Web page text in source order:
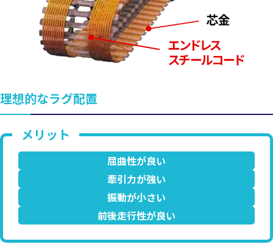
理想的なラグ配置
屈曲性が良い
牽引力が強い
振動が小さい
前後走行性が良い